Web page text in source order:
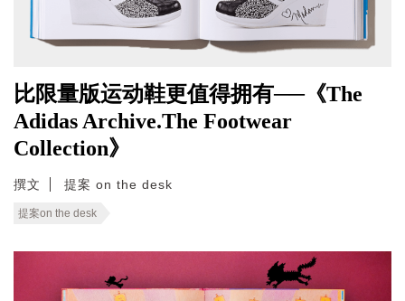
比限量版运动鞋更值得拥有──《The
Adidas Archive.The Footwear
Collection》
撰文 提案 on the desk
提案on the desk